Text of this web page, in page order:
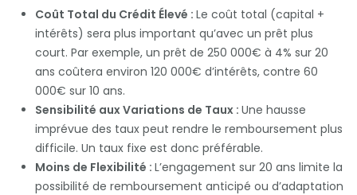
Coût Total du Crédit Élevé : Le coût total (capital +
intérêts) sera plus important qu’avec un prêt plus
court. Par exemple, un prêt de 250 000€ à 4% sur 20
ans coûtera environ 120 000€ d’intérêts, contre 60
000€ sur 10 ans.
Sensibilité aux Variations de Taux : Une hausse
imprévue des taux peut rendre le remboursement plus
difficile. Un taux fixe est donc préférable.
Moins de Flexibilité : L’engagement sur 20 ans limite la
possibilité de remboursement anticipé ou d’adaptation